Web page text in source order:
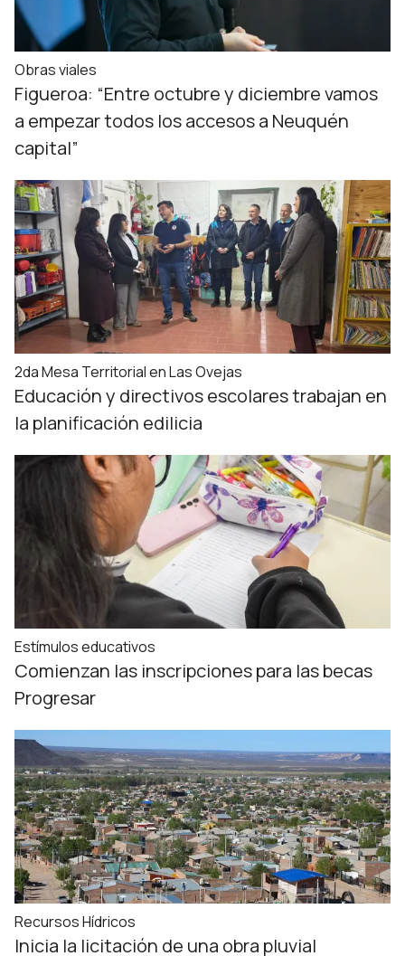
Obras viales
Figueroa: “Entre octubre y diciembre vamos
a empezar todos los accesos a Neuquén
capital”
2da Mesa Territorial en Las Ovejas
Educación y directivos escolares trabajan en
la planificación edilicia
Estímulos educativos
Comienzan las inscripciones para las becas
Progresar
Recursos Hídricos
Inicia la licitación de una obra pluvial